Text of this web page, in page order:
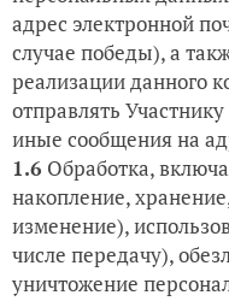
адрес электронной
случае победы), а
реализации данного
отправлять
иные сообщения на
1.6 Обработка,
накопление,
изменение),
числе передачу),
уничтожение